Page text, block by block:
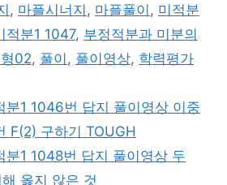
, 마플시너지 , 마플풀이 , 미적분
적분1 1047, 부정적분과 미분의
02, 풀이 , 풀이영상, 학력평가
분1 1046번 답지 풀이영상 이중
F(2) 구하기 TOUGH
분1 1048번 답지 풀이영상 두
옳지 않은 것